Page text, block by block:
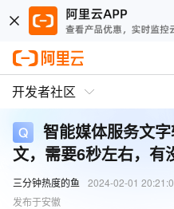
开发者社区
智能媒体服务文
文，需要6秒左右，有
三分钟热度的鱼 2024-02-01
发布于安徽